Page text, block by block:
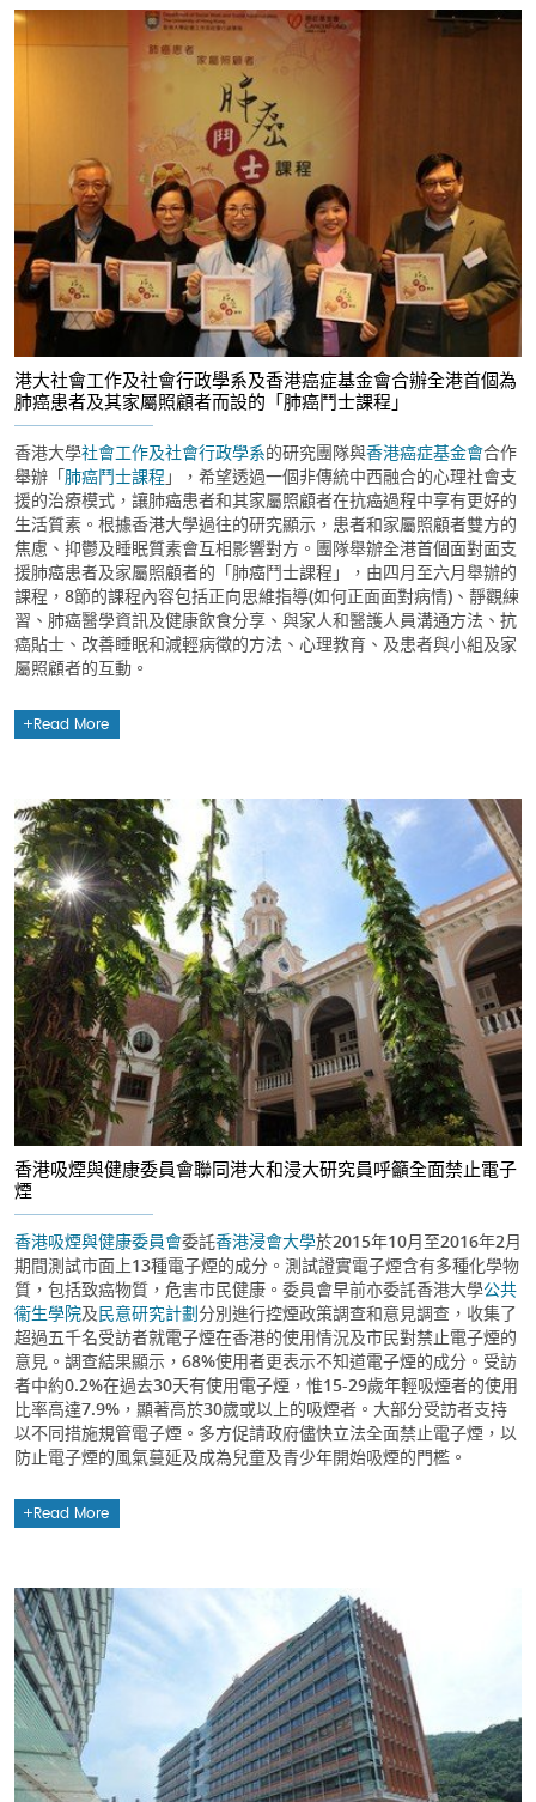
港大社會工作及社會行政學系及香港癌症基金會合辦全港首個為
肺癌患者及其家屬照顧者而設的「肺癌鬥士課程」
香港大學社會工作及社會行政學系的研究團隊與香港癌症基金會合作
舉辦「肺癌鬥士課程 」，希望透過一個非傳統中西融合的心理社會支
援的治療模式，讓肺癌患者和其家屬照顧者在抗癌過程中享有更好的
生活質素。根據香港大學過往的研究顯示，患者和家屬照顧者雙方的
焦慮、抑鬱及睡眠質素會互相影響對方。團隊舉辦全港首個面對面支
援肺癌患者及家屬照顧者的「肺癌鬥士課程」，由四月至六月舉辦的
課程，8節的課程內容包括正向思維指導(如何正面面對病情)、靜觀練
習、肺癌醫學資訊及健康飲食分享、與家人和醫護人員溝通方法、抗
癌貼士、改善睡眠和減輕病徵的方法、心理教育、及患者與小組及家
屬照顧者的互動。
Read More
香港吸煙與健康委員會聯同港大和浸大研究員呼籲全面禁止電子
煙
香港吸煙與健康委員會委託香港浸會大學於2015年10月至2016年2月
期間測試市面上13種電子煙的成分。測試證實電子煙含有多種化學物
質，包括致癌物質，危害市民健康。委員會早前亦委託香港大學公共
衞生學院及民意研究計劃分別進行控煙政策調查和意見調查，收集了
超過五千名受訪者就電子煙在香港的使用情況及市民對禁止電子煙的
意見。調查結果顯示，68%使用者更表示不知道電子煙的成分。受訪
者中約0.2%在過去30天有使用電子煙，惟15-29歲年輕吸煙者的使用
比率高達7.9%，顯著高於30歲或以上的吸煙者。大部分受訪者支持
以不同措施規管電子煙。多方促請政府儘快立法全面禁止電子煙，以
防止電子煙的風氣蔓延及成為兒童及青少年開始吸煙的門檻。
Read More